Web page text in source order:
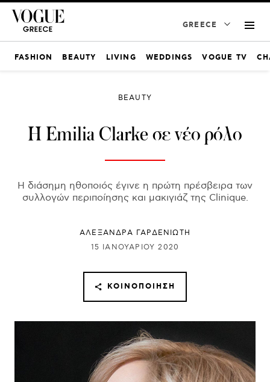
GREECE
FASHION BEAUTY LIVING WEDDINGS VOGUE TV
BEAUTY
Η Emilia Clarke σε νέο ρόλο
Η διάσημη ηθοποιός έγινε η πρώτη πρέσβειρα των
συλλογών περιποίησης και μακιγιάζ της Clinique.
ΑΛΕΞΑΝΔΡΑ ΓΑΡΔΕΝΙΩΤΗ
15 ΙΑΝΟΥΑΡΊΟΥ 2020
ΚΟΙΝΟΠΟΊΗΣΗ